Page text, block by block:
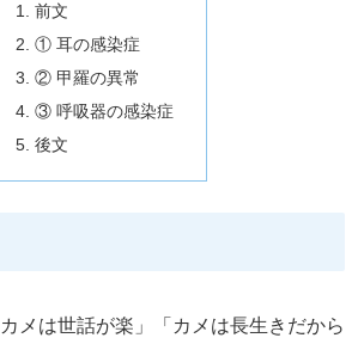
前文
① 耳の感染症
② 甲羅の異常
③ 呼吸器の感染症
後文
メは世話が楽」「カメは長生きだから